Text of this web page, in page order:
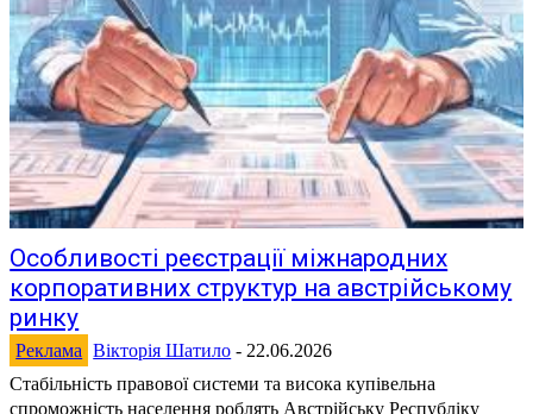
Особливості реєстрації міжнародних
корпоративних структур на австрійському
ринку
Реклама Вікторія Шатило - 22.06.2026
Стабільність правової системи та висока купівельна
спроможність населення роблять Австрійську Республіку